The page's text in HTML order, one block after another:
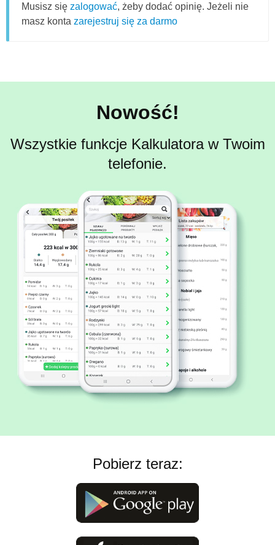
Musisz się zalogować, żeby dodać opinię. Jeżeli nie
masz konta zarejestruj się za darmo
Nowość!
Wszystkie funkcje Kalkulatora w Twoim
telefonie.
Pobierz teraz: